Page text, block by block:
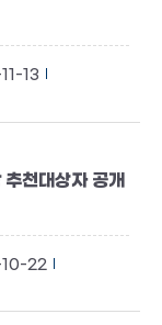
13
천대상자 공개
22